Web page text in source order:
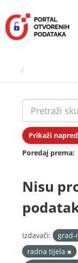
sadržaj
Prikaži
Poredaj prema
Nisu
Izdavači: grad-
radna tijela